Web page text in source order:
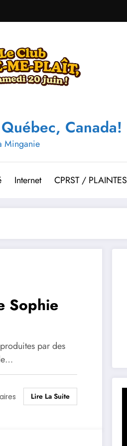
Canada!
Minganie
Internet CPRST / PLAINTES
Sophie
par des
Lire La Suite